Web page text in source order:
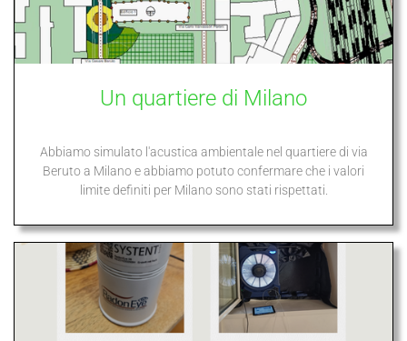
Un quartiere di Milano
Abbiamo simulato l'acustica ambientale nel quartiere di via
Beruto a Milano e abbiamo potuto confermare che i valori
limite definiti per Milano sono stati rispettati.